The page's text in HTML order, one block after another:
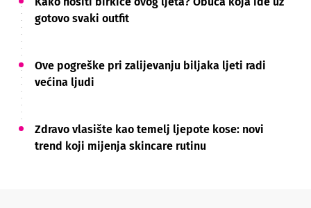
gotovo svaki outfit
Ove pogreške pri zalijevanju biljaka ljeti radi
većina ljudi
Zdravo vlasište kao temelj ljepote kose: novi
trend koji mijenja skincare rutinu